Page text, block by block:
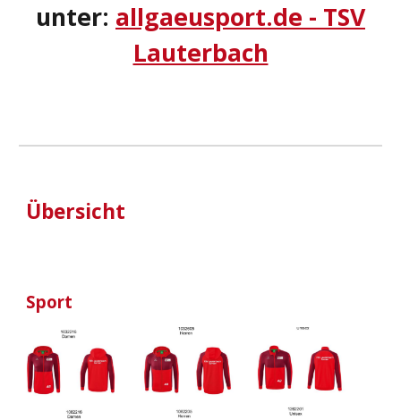
unter: allgaeusport.de - TSV
Lauterbach
Übersicht
Sport